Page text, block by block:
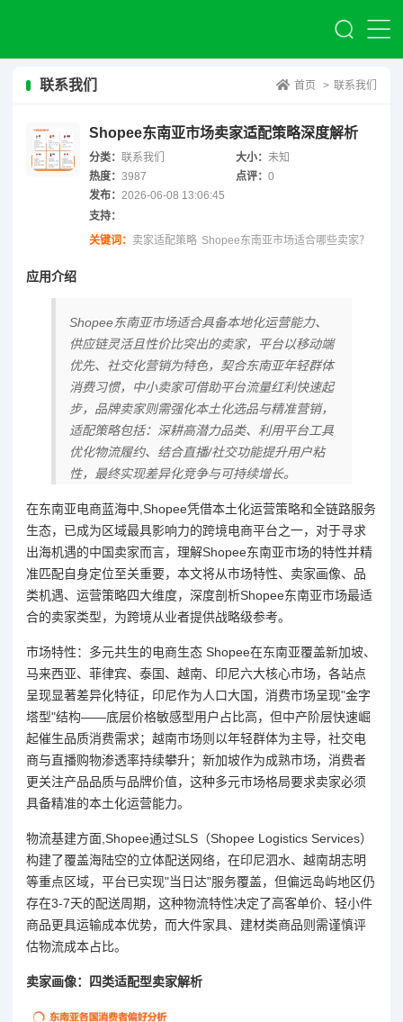
联系我们 首页 > 联系我们
Shopee东南亚市场卖家适配策略深度解析
分类： 联系我们 大小：未知
热度： 3987 点评：0
发布： 2026-06-08 13:06:45
支持：
关键词： 卖家适配策略 Shopee东南亚市场适合哪些卖家？
应用介绍
Shopee东南亚市场适合具备本地化运营能力、
供应链灵活且性价比突出的卖家，平台以移动端
优先、社交化营销为特色，契合东南亚年轻群体
消费习惯，中小卖家可借助平台流量红利快速起
步，品牌卖家则需强化本土化选品与精准营销，
适配策略包括：深耕高潜力品类、利用平台工具
优化物流履约、结合直播/社交功能提升用户粘
性，最终实现差异化竞争与可持续增长。
在东南亚电商蓝海中,Shopee凭借本土化运营策略和全链路服务
生态，已成为区域最具影响力的跨境电商平台之一，对于寻求
出海机遇的中国卖家而言，理解Shopee东南亚市场的特性并精
准匹配自身定位至关重要，本文将从市场特性、卖家画像、品
类机遇、运营策略四大维度，深度剖析Shopee东南亚市场最适
合的卖家类型，为跨境从业者提供战略级参考。
市场特性：多元共生的电商生态 Shopee在东南亚覆盖新加坡、
马来西亚、菲律宾、泰国、越南、印尼六大核心市场，各站点
呈现显著差异化特征，印尼作为人口大国，消费市场呈现"金字
塔型"结构——底层价格敏感型用户占比高，但中产阶层快速崛
起催生品质消费需求；越南市场则以年轻群体为主导，社交电
商与直播购物渗透率持续攀升；新加坡作为成熟市场，消费者
更关注产品品质与品牌价值，这种多元市场格局要求卖家必须
具备精准的本土化运营能力。
物流基建方面,Shopee通过SLS（Shopee Logistics Services）
构建了覆盖海陆空的立体配送网络，在印尼泗水、越南胡志明
等重点区域，平台已实现"当日达"服务覆盖，但偏远岛屿地区仍
存在3-7天的配送周期，这种物流特性决定了高客单价、轻小件
商品更具运输成本优势，而大件家具、建材类商品则需谨慎评
估物流成本占比。
卖家画像：四类适配型卖家解析